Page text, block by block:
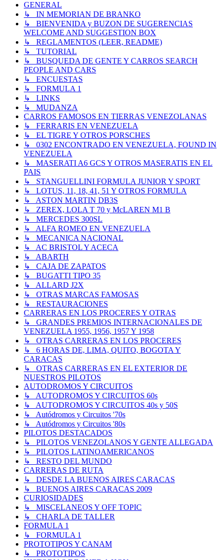
GENERAL
↳ IN MEMORIAN DE BRANKO
↳ BIENVENIDA y BUZON DE SUGERENCIAS
WELCOME AND SUGGESTION BOX
↳ REGLAMENTOS (LEER, README)
↳ TUTORIAL
↳ BUSQUEDA DE GENTE Y CARROS SEARCH
PEOPLE AND CARS
↳ ENCUESTAS
↳ FORMULA 1
↳ LINKS
↳ MUDANZA
CARROS FAMOSOS EN TIERRAS VENEZOLANAS
↳ FERRARIS EN VENEZUELA
↳ EL TIGRE Y OTROS PORSCHES
↳ 0302 ENCONTRADO EN VENEZUELA, FOUND IN
VENEZUELA
↳ MASERATI A6 GCS Y OTROS MASERATIS EN EL
PAIS
↳ STANGUELLINI FORMULA JUNIOR Y SPORT
↳ LOTUS, 11, 18, 41, 51 Y OTROS FORMULA
↳ ASTON MARTIN DB3S
↳ ZEREX, LOLA T 70 y McLAREN M1 B
↳ MERCEDES 300SL
↳ ALFA ROMEO EN VENEZUELA
↳ MECANICA NACIONAL
↳ AC BRISTOL Y ACECA
↳ ABARTH
↳ CAJA DE ZAPATOS
↳ BUGATTI TIPO 35
↳ ALLARD J2X
↳ OTRAS MARCAS FAMOSAS
↳ RESTAURACIONES
CARRERAS EN LOS PROCERES Y OTRAS
↳ GRANDES PREMIOS INTERNACIONALES DE
VENEZUELA 1955, 1956, 1957 Y 1958
↳ OTRAS CARRERAS EN LOS PROCERES
↳ 6 HORAS DE, LIMA, QUITO, BOGOTA Y
CARACAS
↳ OTRAS CARRERAS EN EL EXTERIOR DE
NUESTROS PILOTOS
AUTODROMOS Y CIRCUITOS
↳ AUTODROMOS Y CIRCUITOS 60s
↳ AUTODROMOS Y CIRCUITOS 40s y 50S
↳ Autódromos y Circuitos '70s
↳ Autódromos y Circuitos '80s
PILOTOS DESTACADOS
↳ PILOTOS VENEZOLANOS Y GENTE ALLEGADA
↳ PILOTOS LATINOAMERICANOS
↳ RESTO DEL MUNDO
CARRERAS DE RUTA
↳ DESDE LA BUENOS AIRES CARACAS
↳ BUENOS AIRES CARACAS 2009
CURIOSIDADES
↳ MISCELANEOS Y OFF TOPIC
↳ CHARLA DE TALLER
FORMULA 1
↳ FORMULA 1
PROTOTIPOS Y CANAM
↳ PROTOTIPOS